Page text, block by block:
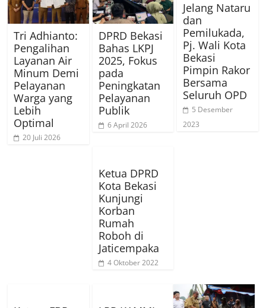
Tri Adhianto:
Pengalihan
Layanan Air
Minum Demi
Pelayanan
Warga yang
Lebih
Optimal
20 Juli 2026
DPRD Bekasi
Bahas LKPJ
2025, Fokus
pada
Peningkatan
Pelayanan
Publik
6 April 2026
Jelang Nataru
dan
Pemilukada,
Pj. Wali Kota
Bekasi
Pimpin Rakor
Bersama
Seluruh OPD
5 Desember
2023
Ketua DPRD
Kota Bekasi
Kunjungi
Korban
Rumah
Roboh di
Jaticempaka
4 Oktober 2022